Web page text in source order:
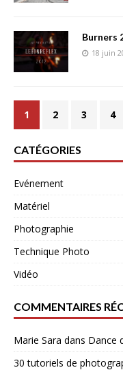
Burners
18 juin
1 2 3 4
CATÉGORIES
Evénement
Matériel
Photographie
Technique Photo
Vidéo
COMMENTAIRES
Marie Sara dans Dance
30 tutoriels de